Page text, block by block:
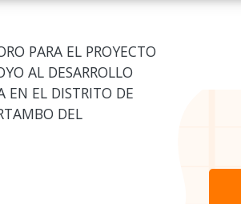
PARA EL PROYECTO
AL DESARROLLO
EN EL DISTRITO DE
DEL